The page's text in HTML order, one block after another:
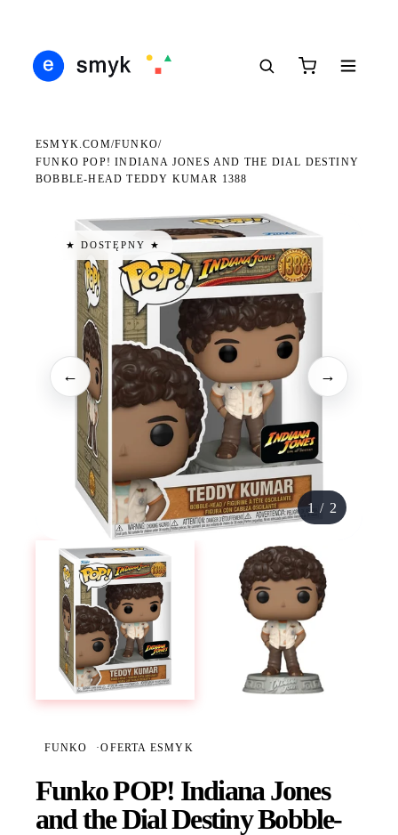
ESMYK.COM/FUNKO/
FUNKO POP! INDIANA JONES AND THE DIAL DESTINY
BOBBLE-HEAD TEDDY KUMAR 1388
★ DOSTĘPNY ★
← →
1 / 2
FUNKO ·OFERTA ESMYK
Funko POP! Indiana Jones
and the Dial Destiny Bobble-